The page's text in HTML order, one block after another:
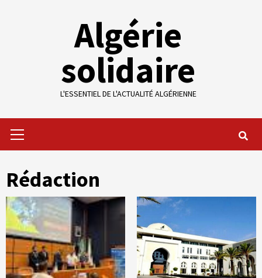
Algérie
solidaire
L'ESSENTIEL DE L'ACTUALITÉ ALGÉRIENNE
Menu
Rédaction